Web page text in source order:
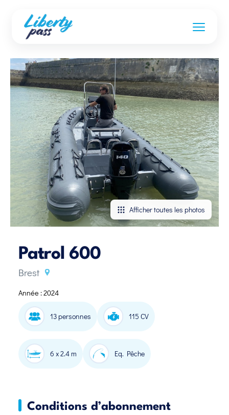
Afficher toutes les photos
Patrol 600
Brest
Année : 2024
13 personnes 115 CV
6 x 2.4 m Eq. Pêche
Conditions d’abonnement